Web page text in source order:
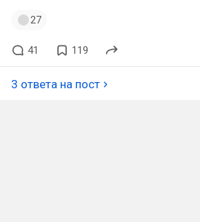
27
41 119
3 ответа на пост